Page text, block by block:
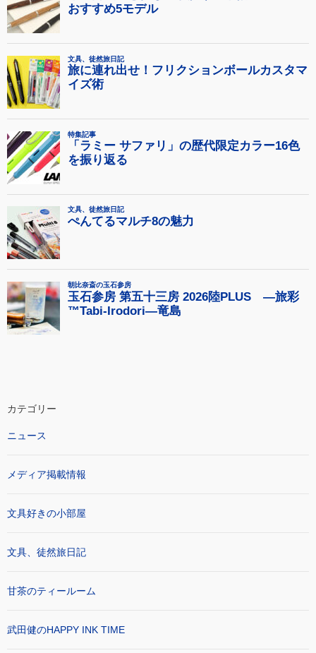
カテゴリー
ニュース
メディア掲載情報
文具好きの小部屋
文具、徒然旅日記
甘茶のティールーム
武田健のHAPPY INK TIME